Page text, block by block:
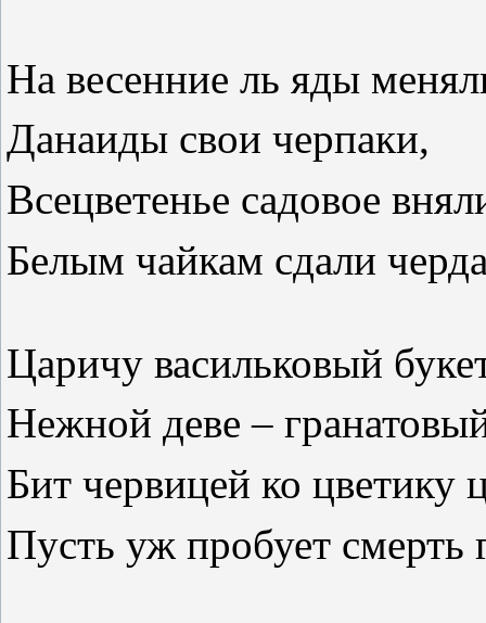
На весенние ль яды
Данаиды свои черпаки,
Всецветенье садовое
Белым чайкам сдали
Царичу васильковый
Нежной деве –
Бит червицей ко цветику
Пусть уж пробует смерть